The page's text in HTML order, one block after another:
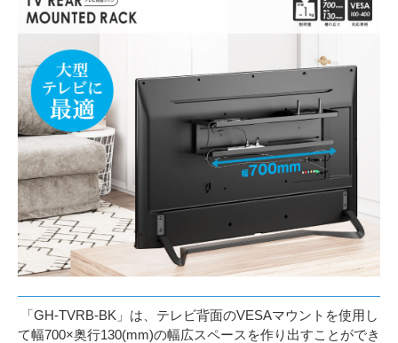
「GH-TVRB-BK」は、テレビ背面のVESAマウントを使用し
て幅700×奥行130(mm)の幅広スペースを作り出すことができ